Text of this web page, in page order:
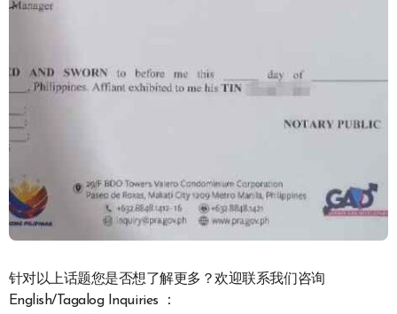
针对以上话题您是否想了解更多？欢迎联系我们咨询
English/Tagalog Inquiries ：